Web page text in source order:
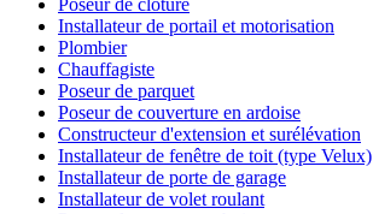
Poseur de clôture
Installateur de portail et motorisation
Plombier
Chauffagiste
Poseur de parquet
Poseur de couverture en ardoise
Constructeur d'extension et surélévation
Installateur de fenêtre de toit (type Velux)
Installateur de porte de garage
Installateur de volet roulant